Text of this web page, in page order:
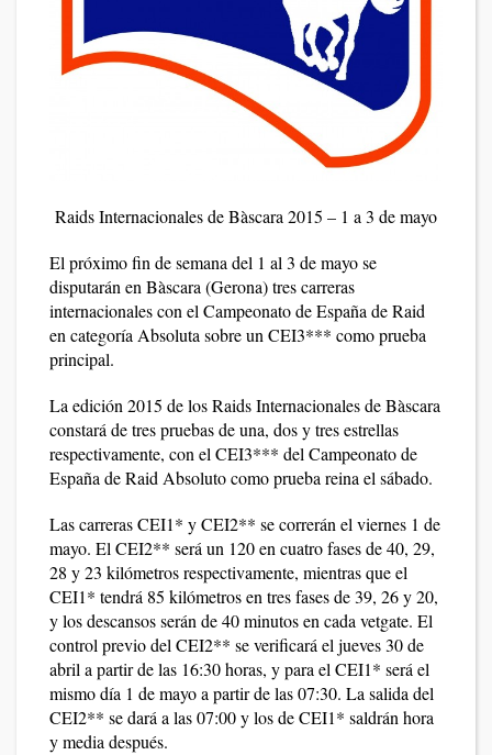
Raids Internacionales de Bàscara 2015 – 1 a 3 de mayo
El próximo fin de semana del 1 al 3 de mayo se
disputarán en Bàscara (Gerona) tres carreras
internacionales con el Campeonato de España de Raid
en categoría Absoluta sobre un CEI3*** como prueba
principal.
La edición 2015 de los Raids Internacionales de Bàscara
constará de tres pruebas de una, dos y tres estrellas
respectivamente, con el CEI3*** del Campeonato de
España de Raid Absoluto como prueba reina el sábado.
Las carreras CEI1* y CEI2** se correrán el viernes 1 de
mayo. El CEI2** será un 120 en cuatro fases de 40, 29,
28 y 23 kilómetros respectivamente, mientras que el
CEI1* tendrá 85 kilómetros en tres fases de 39, 26 y 20,
y los descansos serán de 40 minutos en cada vetgate. El
control previo del CEI2** se verificará el jueves 30 de
abril a partir de las 16:30 horas, y para el CEI1* será el
mismo día 1 de mayo a partir de las 07:30. La salida del
CEI2** se dará a las 07:00 y los de CEI1* saldrán hora
y media después.